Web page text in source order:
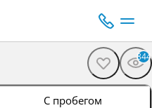
844
С пробегом